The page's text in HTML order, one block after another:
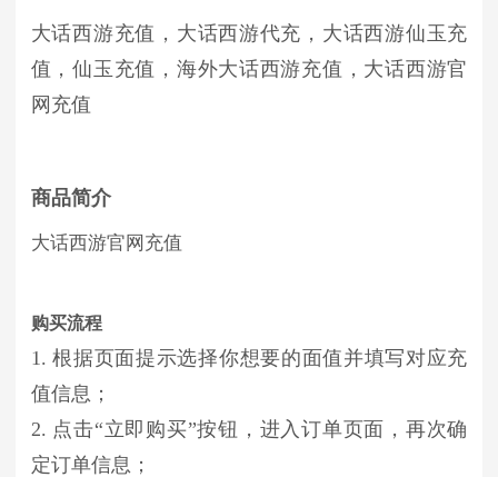
大话西游充值， 大话西游代充， 大话西游仙玉充
值，仙玉 充值，海外大话西游充值， 大话西游官
网充值
商品简介
大话西游官网充值
购买流程
1. 根据页面提示选择你想要的面值并填写对应充
值信息；
2. 点击“立即购买”按钮，进入订单页面，再次确
定订单信息；